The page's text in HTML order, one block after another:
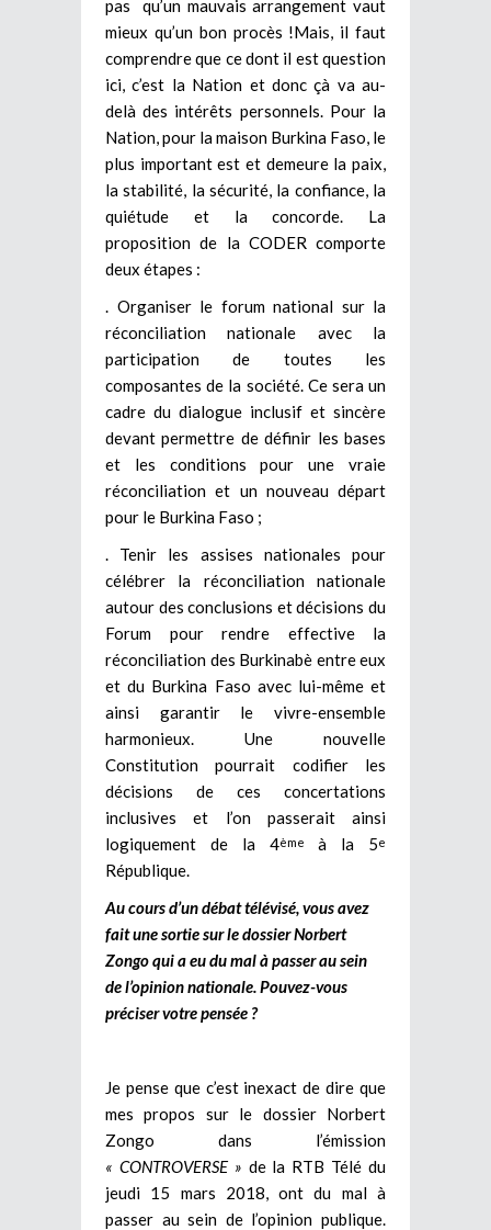
pas qu’un mauvais arrangement vaut
mieux qu’un bon procès !Mais, il faut
comprendre que ce dont il est question
ici, c’est la Nation et donc çà va au-
delà des intérêts personnels. Pour la
Nation, pour la maison Burkina Faso, le
plus important est et demeure la paix,
la stabilité, la sécurité, la confiance, la
quiétude et la concorde. La
proposition de la CODER comporte
deux étapes :
. Organiser le forum national sur la
réconciliation nationale avec la
participation de toutes les
composantes de la société. Ce sera un
cadre du dialogue inclusif et sincère
devant permettre de définir les bases
et les conditions pour une vraie
réconciliation et un nouveau départ
pour le Burkina Faso ;
. Tenir les assises nationales pour
célébrer la réconciliation nationale
autour des conclusions et décisions du
Forum pour rendre effective la
réconciliation des Burkinabè entre eux
et du Burkina Faso avec lui-même et
ainsi garantir le vivre-ensemble
harmonieux. Une nouvelle
Constitution pourrait codifier les
décisions de ces concertations
inclusives et l’on passerait ainsi
logiquement de la 4ème à la 5e
République.
Au cours d’un débat télévisé, vous avez
fait une sortie sur le dossier Norbert
Zongo qui a eu du mal à passer au sein
de l’opinion nationale. Pouvez-vous
préciser votre pensée ?
Je pense que c’est inexact de dire que
mes propos sur le dossier Norbert
Zongo dans l’émission
« CONTROVERSE » de la RTB Télé du
jeudi 15 mars 2018, ont du mal à
passer au sein de l’opinion publique.